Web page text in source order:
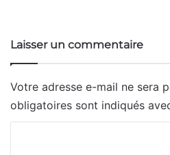
Laisser un commentaire
Votre adresse e-mail ne sera
obligatoires sont indiqués